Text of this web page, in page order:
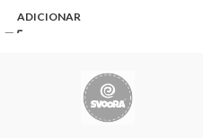
ADICIONAR